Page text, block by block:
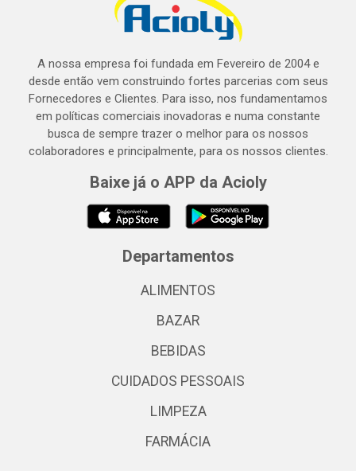
A nossa empresa foi fundada em Fevereiro de 2004 e
desde então vem construindo fortes parcerias com seus
Fornecedores e Clientes. Para isso, nos fundamentamos
em políticas comerciais inovadoras e numa constante
busca de sempre trazer o melhor para os nossos
colaboradores e principalmente, para os nossos clientes.
Baixe já o APP da Acioly
Departamentos
ALIMENTOS
BAZAR
BEBIDAS
CUIDADOS PESSOAIS
LIMPEZA
FARMÁCIA